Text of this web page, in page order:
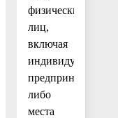
физических
лиц,
включая
индивидуальных
предпринимателей)
либо
места